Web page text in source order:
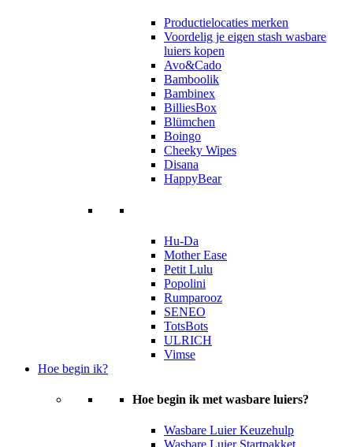
Productielocaties merken
Voordelig je eigen stash wasbare
luiers kopen
Avo&Cado
Bamboolik
Bambinex
BilliesBox
Blümchen
Boingo
Cheeky Wipes
Disana
HappyBear
Hu-Da
Mother Ease
Petit Lulu
Popolini
Rumparooz
SENEO
TotsBots
ULRICH
Vimse
Hoe begin ik?
Hoe begin ik met wasbare luiers?
Wasbare Luier Keuzehulp